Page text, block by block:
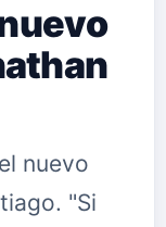
nuevo
"Si